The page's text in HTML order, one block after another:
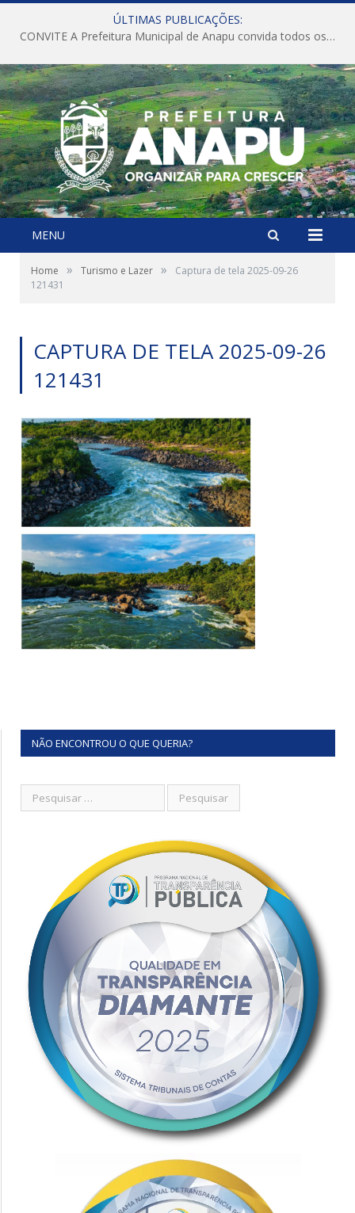
ÚLTIMAS PUBLICAÇÕES:
CONVITE A Prefeitura Municipal de Anapu convida todos os servidores públicos municipais para participarem da Audiência Pública de discussão da Lei de Diretrizes Orçamentárias (LDO), importante instrumento de planejamento das ações e investimentos da Administração Pública para o próximo exercício financeiro.
MENU
Home » Turismo e Lazer »
Captura de tela 2025-09-26
121431
CAPTURA DE TELA 2025-09-26
121431
NÃO ENCONTROU O QUE QUERIA?